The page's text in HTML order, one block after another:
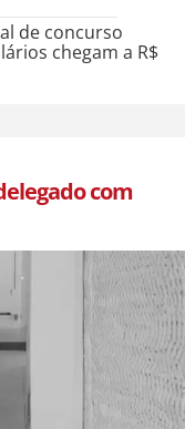
de concurso
chegam a R$
com